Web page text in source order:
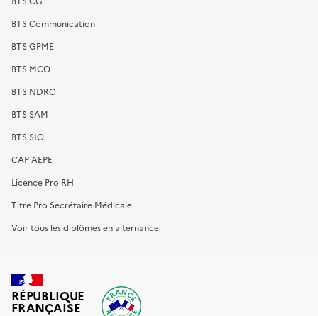
BTS Communication
BTS GPME
BTS MCO
BTS NDRC
BTS SAM
BTS SIO
CAP AEPE
Licence Pro RH
Titre Pro Secrétaire Médicale
Voir tous les diplômes en alternance
RÉPUBLIQUE
FRANÇAISE